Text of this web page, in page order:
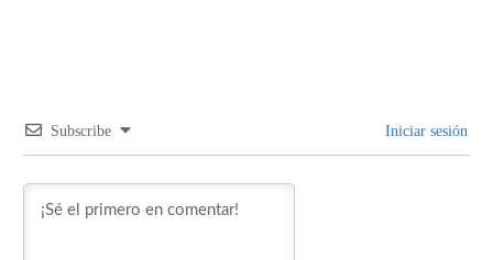
Subscribe Iniciar sesión